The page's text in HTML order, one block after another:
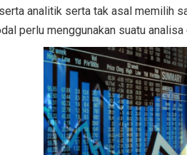
analitik serta tak asal memilih
perlu menggunakan suatu